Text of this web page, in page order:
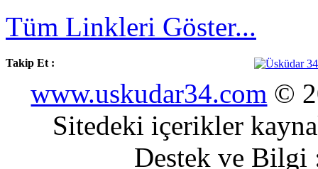
Tüm Linkleri Göster...
Takip Et :
www.uskudar34.com ©
Sitedeki içerikler
Destek ve